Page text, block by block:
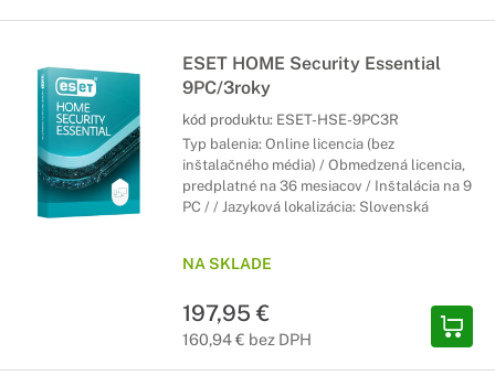
ESET HOME Security Essential
9PC/3roky
kód produktu: ESET-HSE-9PC3R
Typ balenia: Online licencia (bez
inštalačného média) / Obmedzená licencia,
predplatné na 36 mesiacov / Inštalácia na 9
PC / / Jazyková lokalizácia: Slovenská
NA SKLADE
197,95 €
160,94 € bez DPH